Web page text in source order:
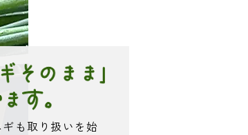
も取り扱いを始